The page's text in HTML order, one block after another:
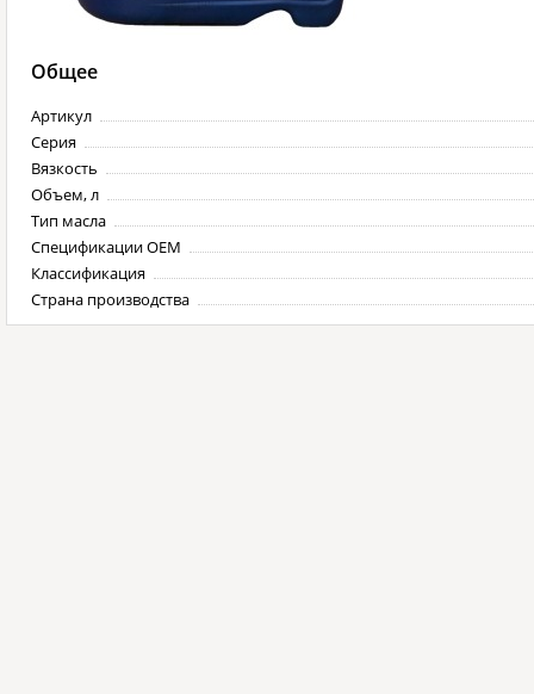
Общее
Артикул
Серия
Вязкость
Объем, л
Тип масла
Спецификации OEM
Классификация
Страна производства